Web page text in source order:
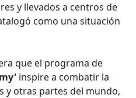
y llevados a centros de
como una situación
que el programa de
inspire a combatir la
y otras partes del mundo,